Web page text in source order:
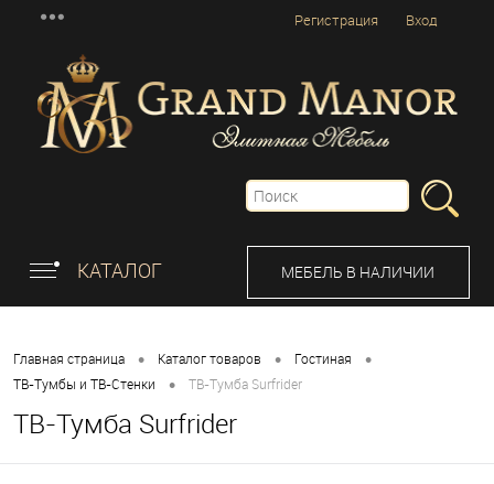
Вход
Регистрация
КАТАЛОГ МЕБЕЛЬ В НАЛИЧИИ
Главная страница • Каталог товаров • Гостиная •
ТВ-Тумбы и ТВ-Стенки • ТВ-Тумба Surfrider
ТВ-Тумба Surfrider